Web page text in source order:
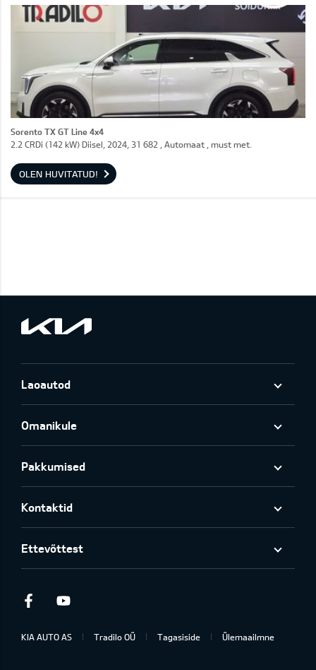
Sorento TX GT Line 4x4
2.2 CRDi (142 kW) Diisel, 2024, 31 682 , Automaat , must met.
OLEN HUVITATUD!
Laoautod
Omanikule
Pakkumised
Kontaktid
Ettevõttest
Facebook
KIA AUTO AS Tradilo OÜ Tagasiside Ülemaailmne